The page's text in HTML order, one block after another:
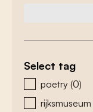
Select tag
zoeken - tags
poetry (0)
rijksmuseum